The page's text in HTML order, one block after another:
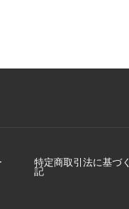
特定商取引法に基づ
記